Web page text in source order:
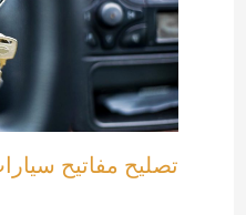
تصليح مفاتيح سيارات